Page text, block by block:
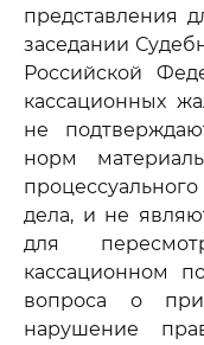
представления
заседании
Российской
кассационных
не
норм
дела, и не
для
кассационном
вопроса о
нарушение